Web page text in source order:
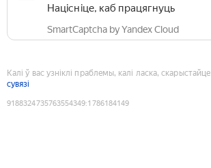
Націсніце, каб працягнуць
SmartCaptcha by Yandex Cloud
Калі ў вас узніклі праблемы, калі ласка, скарыстайце
сувязі
9188324735763554349:1786184149